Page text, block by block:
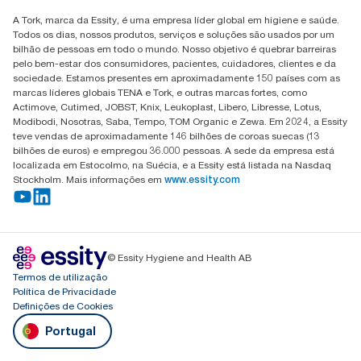
A Tork, marca da Essity, é uma empresa líder global em higiene e saúde.
Todos os dias, nossos produtos, serviços e soluções são usados por um
bilhão de pessoas em todo o mundo. Nosso objetivo é quebrar barreiras
pelo bem-estar dos consumidores, pacientes, cuidadores, clientes e da
sociedade. Estamos presentes em aproximadamente 150 países com as
marcas líderes globais TENA e Tork, e outras marcas fortes, como
Actimove, Cutimed, JOBST, Knix, Leukoplast, Libero, Libresse, Lotus,
Modibodi, Nosotras, Saba, Tempo, TOM Organic e Zewa. Em 2024, a Essity
teve vendas de aproximadamente 146 bilhões de coroas suecas (13
bilhões de euros) e empregou 36.000 pessoas. A sede da empresa está
localizada em Estocolmo, na Suécia, e a Essity está listada na Nasdaq
Stockholm. Mais informações em www.essity.com
© Essity Hygiene and Health AB
Termos de utilização
Política de Privacidade
Definições de Cookies
Portugal